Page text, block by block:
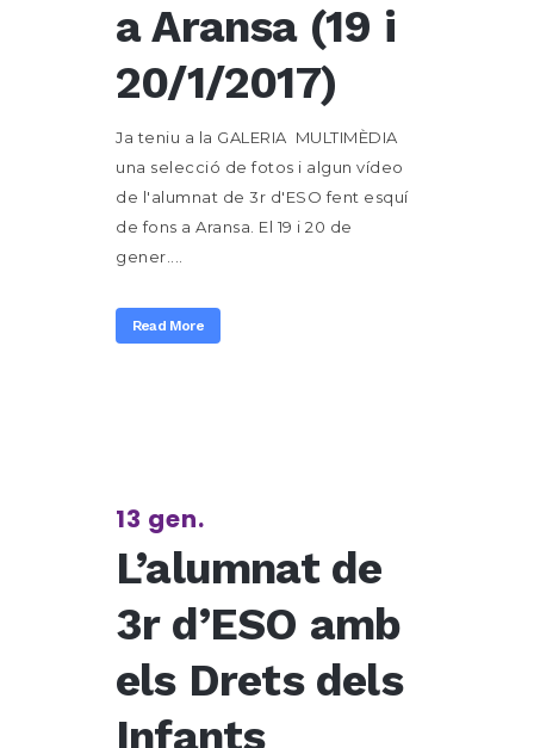
a Aransa (19 i
20/1/2017)
Ja teniu a la GALERIA MULTIMÈDIA
una selecció de fotos i algun vídeo
de l'alumnat de 3r d'ESO fent esquí
de fons a Aransa. El 19 i 20 de
gener....
Read More
13 gen.
L’alumnat de
3r d’ESO amb
els Drets dels
Infants